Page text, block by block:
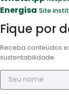
Energisa Site
Fique por
Receba conteúdos
sustentabilidade.
Nome
E-mail